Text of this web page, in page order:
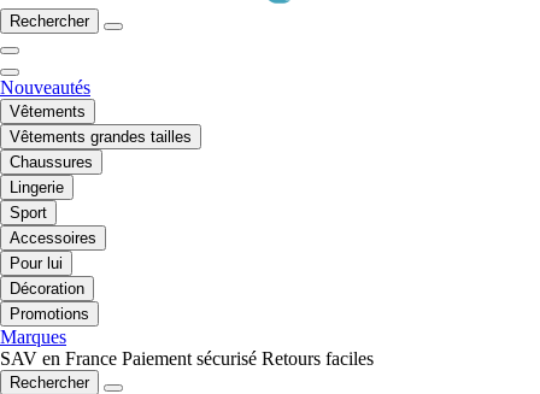
Rechercher
Nouveautés
Vêtements
Vêtements grandes tailles
Chaussures
Lingerie
Sport
Accessoires
Pour lui
Décoration
Promotions
Marques
SAV en France Paiement sécurisé Retours faciles
Rechercher